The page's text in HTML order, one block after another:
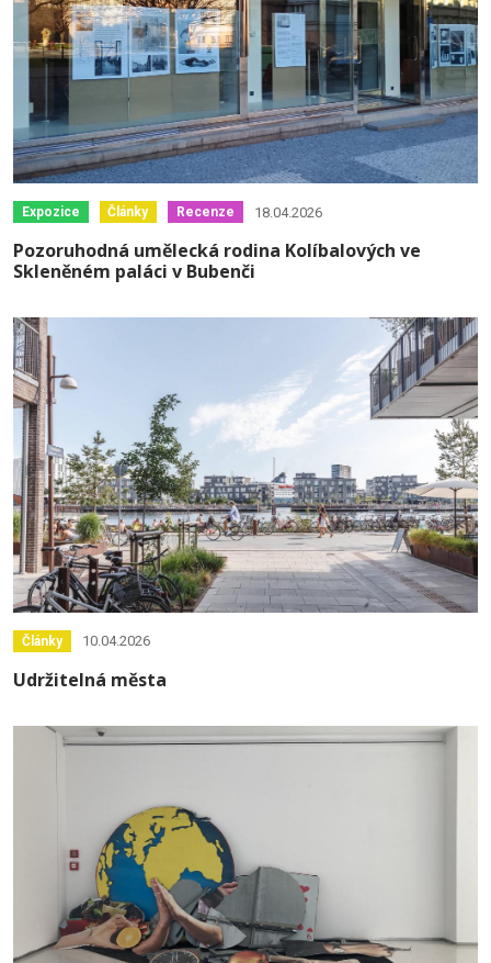
Expozice Články Recenze 18.04.2026
Pozoruhodná umělecká rodina Kolíbalových ve
Skleněném paláci v Bubenči
Články 10.04.2026
Udržitelná města